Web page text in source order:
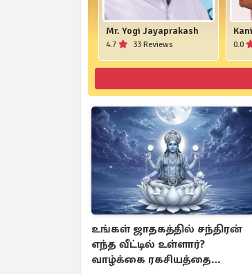
Mr. Yogi Jayaprakash
4.7 33 Reviews 0.0
உங்கள் ஜாதகத்தில் சந்திரன்
எந்த வீட்டில் உள்ளார்?
வாழ்க்கை ரகசியத்தை